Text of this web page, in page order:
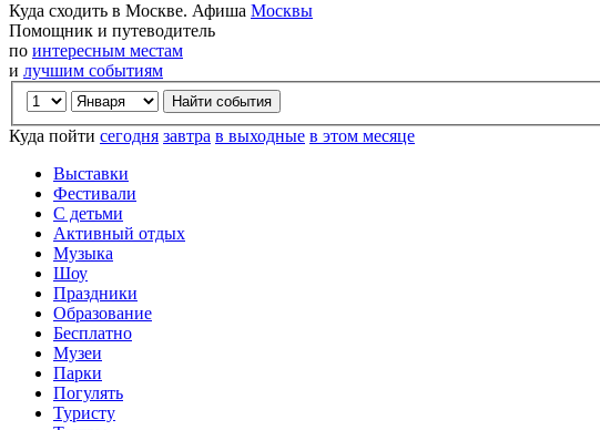
Куда сходить в Москве. Афиша Москвы
Помощник и путеводитель
по интересным местам
и лучшим событиям
Куда пойти сегодня завтра в выходные в этом месяце
Выставки
Фестивали
С детьми
Активный отдых
Музыка
Шоу
Праздники
Образование
Бесплатно
Музеи
Парки
Погулять
Туристу